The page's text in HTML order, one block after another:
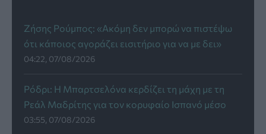
Ζήσης Ρούμπος: «Ακόμη δεν μπορώ να πιστέψω
ότι κάποιος αγοράζει εισιτήριο για να με δει»
04:22, 07/08/2026
Ρόδρι: Η Μπαρτσελόνα κερδίζει τη μάχη με τη
Ρεάλ Μαδρίτης για τον κορυφαίο Ισπανό μέσο
03:55, 07/08/2026